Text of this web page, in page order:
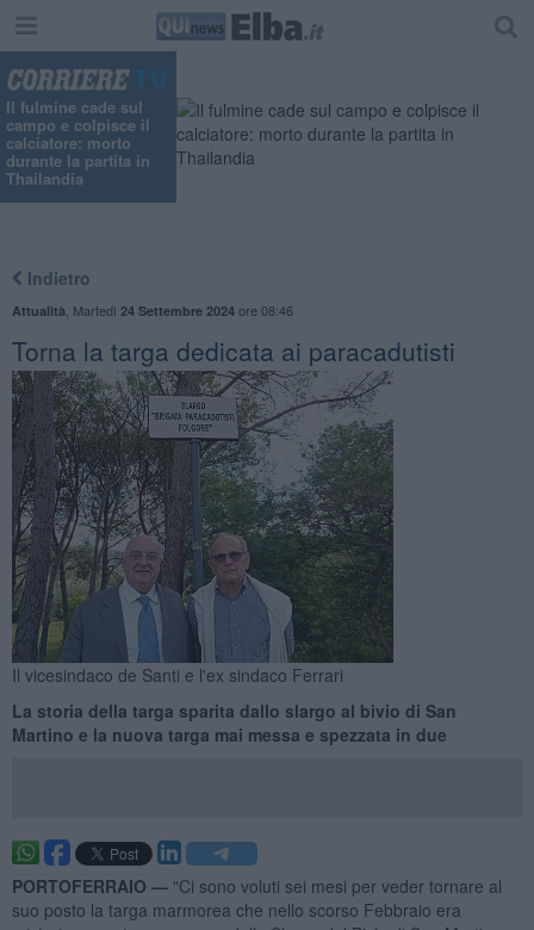
Il fulmine cade sul
campo e colpisce il
calciatore: morto
durante la partita in
Thailandia
Indietro
Attualità Martedì 24 Settembre 2024ore 08:46
Torna la targa dedicata ai paracadutisti
Il vicesindaco de Santi e l'ex sindaco Ferrari
La storia della targa sparita dallo slargo al bivio di San
Martino e la nuova targa mai messa e spezzata in due
PORTOFERRAIO — "Ci sono voluti sei mesi per veder tornare al
suo posto la targa marmorea che nello scorso Febbraio era